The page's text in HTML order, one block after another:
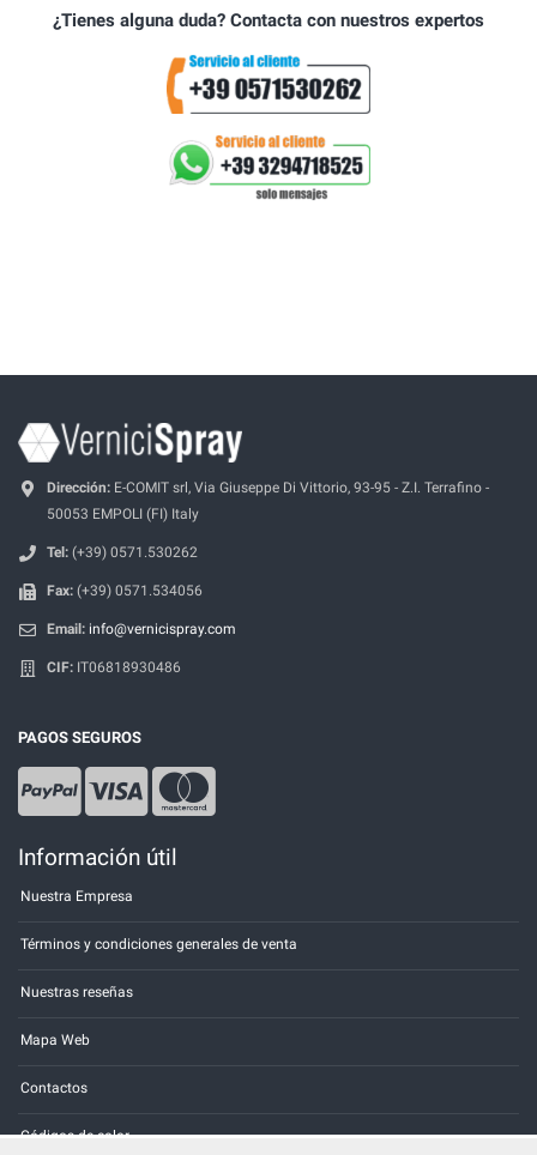
¿Tienes alguna duda? Contacta con nuestros expertos
Dirección: E-COMIT srl, Via Giuseppe Di Vittorio, 93-95 - Z.I. Terrafino -
50053 EMPOLI (FI) Italy
Tel: (+39) 0571.530262
Fax: (+39) 0571.534056
Email: info@vernicispray.com
CIF: IT06818930486
PAGOS SEGUROS
Información útil
Nuestra Empresa
Términos y condiciones generales de venta
Nuestras reseñas
Mapa Web
Contactos
Códigos de color